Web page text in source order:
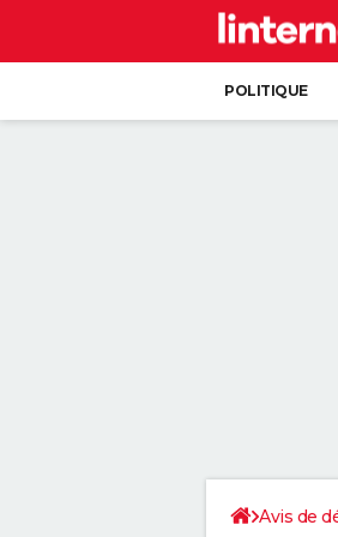
POLITIQUE
Avis de